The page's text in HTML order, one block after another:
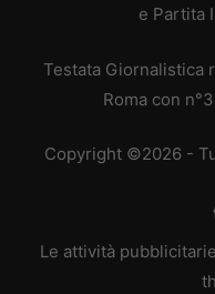
e Partita
Testata Giornalistica
Roma con
Copyright ©2026 -
Le attività